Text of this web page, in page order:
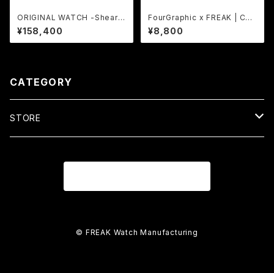
ORIGINAL WATCH -Shearw
ater-
¥158,400
FourGraphic x FREAK | COL
LABORATION Tee BK
¥8,800
CATEGORY
STORE
COLLABORATION
COLLABORATION
© FREAK Watch Manufacturing